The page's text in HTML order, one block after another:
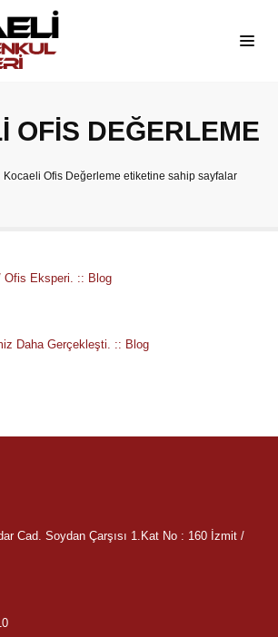
OFIS DEĞERLEME
Kocaeli Ofis Değerleme etiketine sahip sayfalar
Ofis Eksperi. :: Blog
Daha Gerçekleşti. :: Blog
Cad. Soydan Çarşısı 1.Kat No : 160 İzmit /